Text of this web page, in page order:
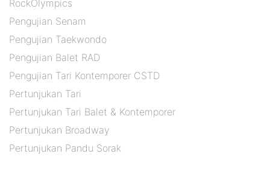
RockOlympics
Pengujian Senam
Pengujian Taekwondo
Pengujian Balet RAD
Pengujian Tari Kontemporer CSTD
Pertunjukan Tari
Pertunjukan Tari Balet & Kontemporer
Pertunjukan Broadway
Pertunjukan Pandu Sorak